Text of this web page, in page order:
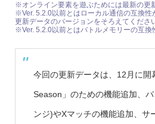
※オンライン要素を遊ぶためには最新の更
※Ver. 5.2.0以前とはローカル通信の互換性
更新データのバージョンをそろえてくださ
※Ver. 5.2.0以前とはバトルメモリーの互換
今回の更新データは、12月に開
Season」のための機能追加、
ンジ)やXマッチの機能追加、サ